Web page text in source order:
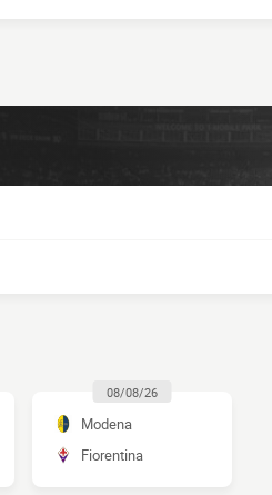
08/08/26
Modena
Fiorentina